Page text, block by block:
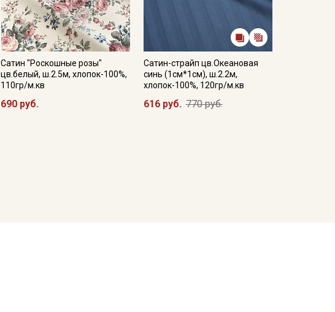
Сатин "Роскошные розы"
цв.белый, ш.2.5м, хлопок-100%,
110гр/м.кв
690 руб.
Сатин-страйп цв.Океановая
синь (1см*1см), ш.2.2м,
хлопок-100%, 120гр/м.кв
616 руб. 770 руб.